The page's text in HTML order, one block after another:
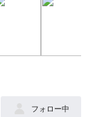
フォロー中